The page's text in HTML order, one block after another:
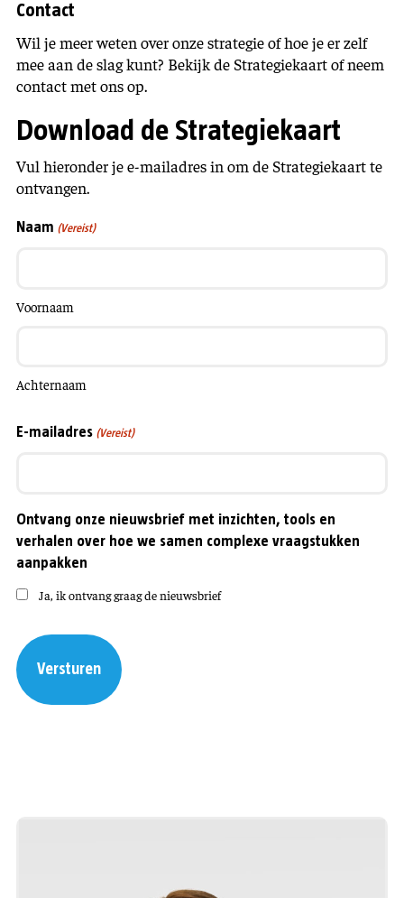
Contact
Wil je meer weten over onze strategie of hoe je er zelf
mee aan de slag kunt? Bekijk de Strategiekaart of neem
contact met ons op.
Download de Strategiekaart
Vul hieronder je e-mailadres in om de Strategiekaart te
ontvangen.
Naam (Vereist)
Voornaam
Achternaam
E-mailadres (Vereist)
Ontvang onze nieuwsbrief met inzichten, tools en
verhalen over hoe we samen complexe vraagstukken
aanpakken
Ja, ik ontvang graag de nieuwsbrief